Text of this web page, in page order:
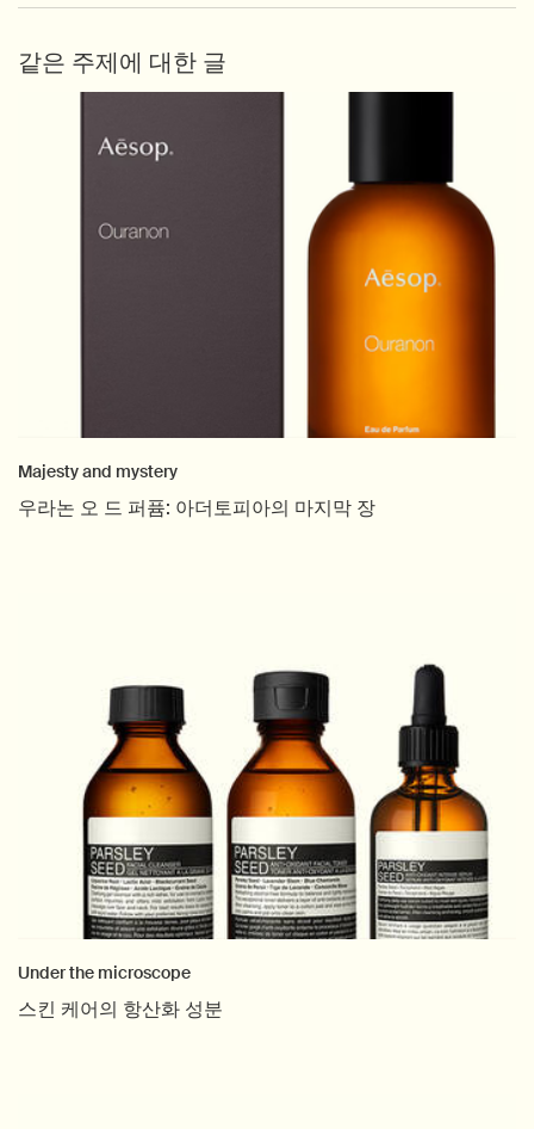
같은 주제에 대한 글
Majesty and mystery
우라논 오 드 퍼퓸: 아더토피아의 마지막 장
Under the microscope
스킨 케어의 항산화 성분